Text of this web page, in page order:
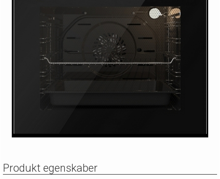
Produkt egenskaber